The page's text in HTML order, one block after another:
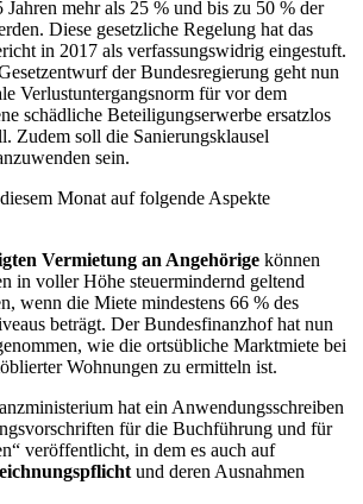
mehr als 25 % und bis zu 50 % der
Diese gesetzliche Regelung hat das
in 2017 als verfassungswidrig eingestuft.
der Bundesregierung geht nun
Verlustuntergangsnorm für vor dem
schädliche Beteiligungserwerbe ersatzlos
Zudem soll die Sanierungsklausel
sein.
Monat auf folgende Aspekte
Vermietung an Angehörige können
in voller Höhe steuermindernd geltend
wenn die Miete mindestens 66 % des
beträgt. Der Bundesfinanzhof hat nun
wie die ortsübliche Marktmiete bei
Wohnungen zu ermitteln ist.
hat ein Anwendungsschreiben
für die Buchführung und für
veröffentlicht, in dem es auch auf
und deren Ausnahmen